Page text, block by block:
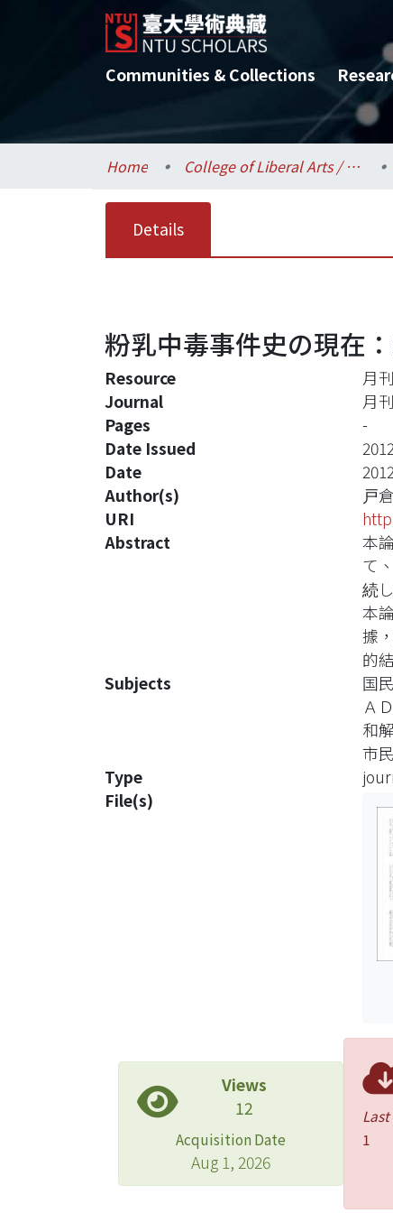
Communities & Collections
Home College of Liberal Arts / 文學院
Details
粉乳中毒事件史の現在
Resource
月
Journal
月
Pages
-
Date Issued
Date
Author(s)
戸
URI
Abstract
本
て
続
本
據
的
Subjects
国
Ａ
和
市民
Type
File(s)
Views
12
Acquisition Date
Aug 1, 2026
1